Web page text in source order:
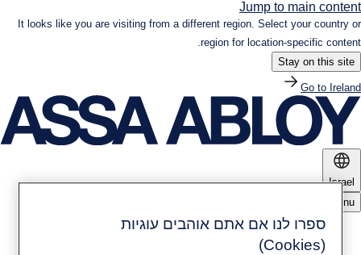
Jump to main content
It looks like you are visiting from a different region. Select your country or
region for location-specific content.
Stay on this site
Go to Ireland
Israel
Menu
מוצרים ופתרונות
ספרו לנו אם אתם אוהבים עוגיות
(Cookies)